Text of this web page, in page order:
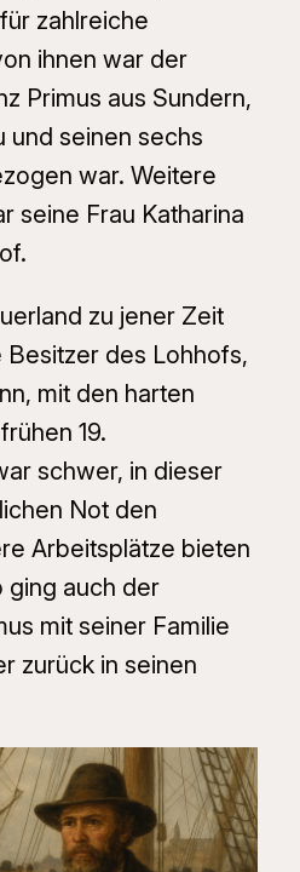
zahlreiche
ihnen war der
Primus aus Sundern,
und seinen sechs
war. Weitere
seine Frau Katharina
zu jener Zeit
Besitzer des Lohhofs,
mit den harten
19.
schwer, in dieser
Not den
Arbeitsplätze bieten
ging auch der
mit seiner Familie
zurück in seinen